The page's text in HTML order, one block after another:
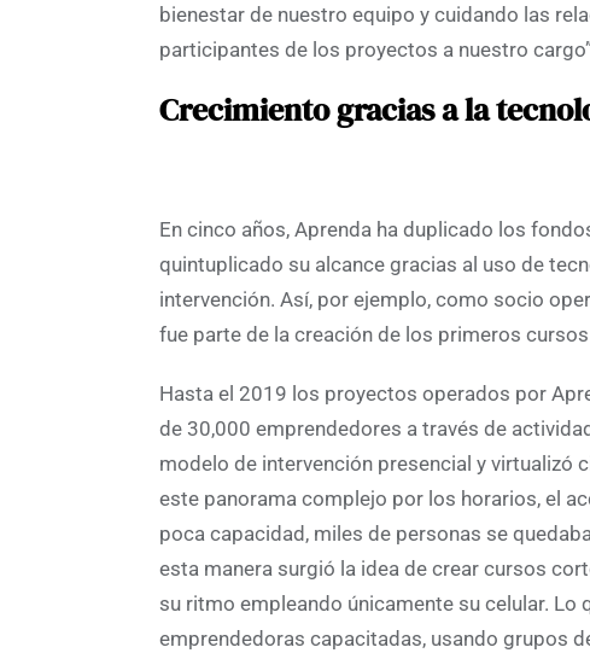
bienestar de nuestro equipo y cuidando las
participantes de los proyectos a nuestro
Crecimiento gracias a la
En cinco años, Aprenda ha duplicado los
quintuplicado su alcance gracias al uso de
intervención. Así, por ejemplo, como socio
fue parte de la creación de los primeros
Hasta el 2019 los proyectos operados por
de 30,000 emprendedores a través de
modelo de intervención presencial y virtualizó
este panorama complejo por los horarios, el
poca capacidad, miles de personas se
esta manera surgió la idea de crear cursos
su ritmo empleando únicamente su celular. Lo
emprendedoras capacitadas, usando grupos